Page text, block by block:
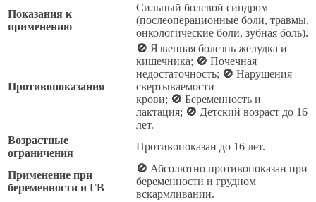
Показания к
применению
Сильный болевой синдром
(послеоперационные боли, травмы,
онкологические боли, зубная боль).
Противопоказания
🚫 Язвенная болезнь желудка и
кишечника; 🚫 Почечная
недостаточность; 🚫 Нарушения
свертываемости
крови; 🚫 Беременность и
лактация; 🚫 Детский возраст до 16
лет.
Возрастные
ограничения
Противопоказан до 16 лет.
Применение при
беременности и ГВ
🚫 Абсолютно противопоказан при
беременности и грудном
вскармливании.